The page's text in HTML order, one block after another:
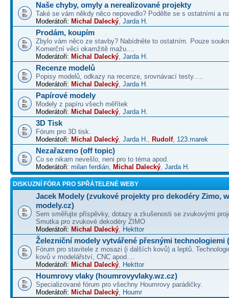
Naše chyby, omyly a nerealizované projekty
Také se vám někdy něco nepovedlo? Podělte se s ostatními a
Moderátoři: Michal Dalecký, Jarda H.
Prodám, koupím
Zbylo vám něco ze stavby? Nabídněte to ostatním. Pouze
Komerční věci okamžitě mažu....
Moderátoři: Michal Dalecký, Jarda H.
Recenze modelů
Popisy modelů, odkazy na recenze, srovnávací testy.....
Moderátoři: Michal Dalecký, Jarda H.
Papírové modely
Modely z papíru všech měřítek
Moderátoři: Michal Dalecký, Jarda H.
3D Tisk
Fórum pro 3D tisk.
Moderátoři: Michal Dalecký, Jarda H., Rudolf, 123.marek
Nezařazeno (off topic)
Co se nikam nevešlo, neni pro to téma apod.
Moderátoři: milan ferdián, Michal Dalecký, Jarda H.
DISKUZNÍ FÓRA PRO SPŘÁTELENÉ WEBY
Jacek Modely (zvukové projekty pro dekodéry Zimo,
modely.cz)
Sem směřujte příspěvky, dotazy a zkušenosti se zvukovými
Smutka pro zvukové dekodéry ZIMO
Moderátoři: Michal Dalecký, Hekttor
Železniční modely vytvářené přesnými technologiemi
Fórum pro stavitele z mosazi (i dalších kovů) a leptů.
kovů v modelářství, CNC apod....
Moderátoři: Michal Dalecký, Hekttor
Houmrovy vlaky (houmrovyvlaky.wz.cz)
Specializované fórum pro všechny Houmrovy parádičky.
Moderátoři: Michal Dalecký, Houmr